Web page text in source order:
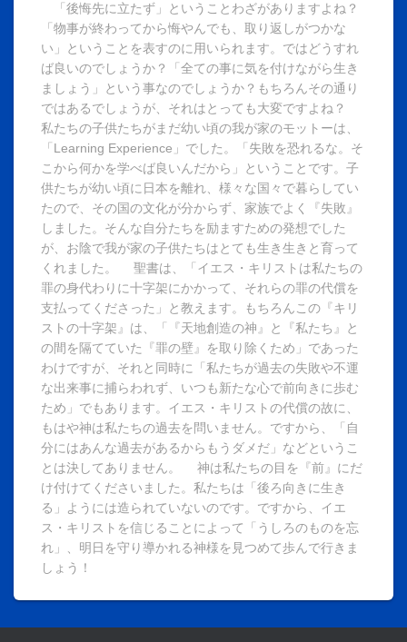
「後悔先に立たず」ということわざがありますよね？
「物事が終わってから悔やんでも、取り返しがつかな
い」ということを表すのに用いられます。ではどうすれ
ば良いのでしょうか？「全ての事に気を付けながら生き
ましょう」という事なのでしょうか？もちろんその通り
ではあるでしょうが、それはとっても大変ですよね？
私たちの子供たちがまだ幼い頃の我が家のモットーは、
「Learning Experience」でした。「失敗を恐れるな。そ
こから何かを学べば良いんだから」ということです。子
供たちが幼い頃に日本を離れ、様々な国々で暮らしてい
たので、その国の文化が分からず、家族でよく『失敗』
しました。そんな自分たちを励ますための発想でした
が、お陰で我が家の子供たちはとても生き生きと育って
くれました。 聖書は、「イエス・キリストは私たちの
罪の身代わりに十字架にかかって、それらの罪の代償を
支払ってくださった」と教えます。もちろんこの『キリ
ストの十字架』は、「『天地創造の神』と『私たち』と
の間を隔てていた『罪の壁』を取り除くため」であった
わけですが、それと同時に「私たちが過去の失敗や不運
な出来事に捕らわれず、いつも新たな心で前向きに歩む
ため」でもあります。イエス・キリストの代償の故に、
もはや神は私たちの過去を問いません。ですから、「自
分にはあんな過去があるからもうダメだ」などというこ
とは決してありません。 神は私たちの目を『前』にだ
け付けてくださいました。私たちは「後ろ向きに生き
る」ようには造られていないのです。ですから、イエ
ス・キリストを信じることによって「うしろのものを忘
れ」、明日を守り導かれる神様を見つめて歩んで行きま
しょう！